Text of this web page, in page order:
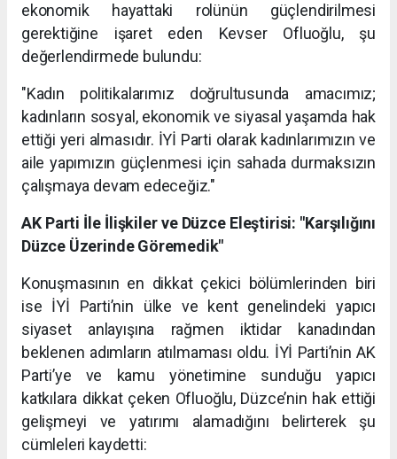
ekonomik hayattaki rolünün güçlendirilmesi
gerektiğine işaret eden Kevser Ofluoğlu, şu
değerlendirmede bulundu:
"Kadın politikalarımız doğrultusunda amacımız;
kadınların sosyal, ekonomik ve siyasal yaşamda hak
ettiği yeri almasıdır. İYİ Parti olarak kadınlarımızın ve
aile yapımızın güçlenmesi için sahada durmaksızın
çalışmaya devam edeceğiz."
AK Parti İle İlişkiler ve Düzce Eleştirisi: "Karşılığını
Düzce Üzerinde Göremedik"
Konuşmasının en dikkat çekici bölümlerinden biri
ise İYİ Parti’nin ülke ve kent genelindeki yapıcı
siyaset anlayışına rağmen iktidar kanadından
beklenen adımların atılmaması oldu. İYİ Parti’nin AK
Parti’ye ve kamu yönetimine sunduğu yapıcı
katkılara dikkat çeken Ofluoğlu, Düzce’nin hak ettiği
gelişmeyi ve yatırımı alamadığını belirterek şu
cümleleri kaydetti: